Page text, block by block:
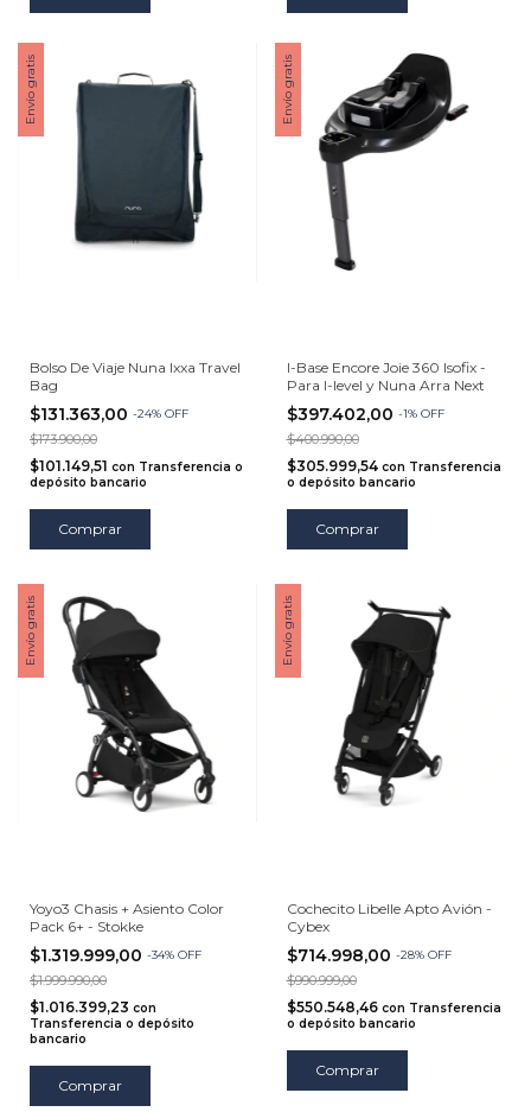
Envío gratis
Bolso De Viaje Nuna Ixxa Travel
Bag
$131.363,00 -24% OFF
$173.900,00
$101.149,51 con Transferencia o
depósito bancario
Envío gratis
I-Base Encore Joie 360 Isofix -
Para I-level y Nuna Arra Next
$397.402,00 -1% OFF
$400.990,00
$305.999,54 con Transferencia
o depósito bancario
Comprar
Envío gratis
Yoyo3 Chasis + Asiento Color
Pack 6+ - Stokke
$1.319.999,00 -34% OFF
$1.999.990,00
$1.016.399,23 con
Transferencia o depósito
bancario
Comprar
Envío gratis
Cochecito Libelle Apto Avión -
Cybex
$714.998,00 -28% OFF
$990.999,00
$550.548,46 con Transferencia
o depósito bancario
Comprar